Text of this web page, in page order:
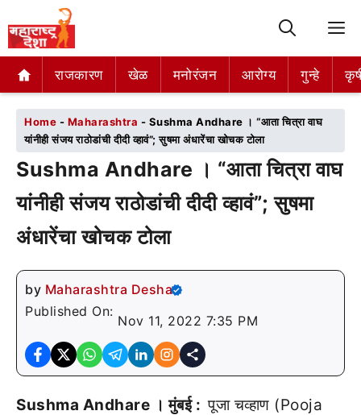
राजकारण खेळ मनोरंजन आरोग्य गुन्हे
राजकारण खेळ मनोरंजन आरोग्य गुन्हे
Home - Maharashtra - Sushma Andhare । “आता चित्रा वाघ
यांनीही संजय राठोडांची दीदी व्हावं”; सुषमा अंधारेंचा खोचक टोला
Sushma Andhare । “आता चित्रा वाघ
यांनीही संजय राठोडांची दीदी व्हावं”; सुषमा
अंधारेंचा खोचक टोला
by Maharashtra Desha
Published On:
Nov 11, 2022 7:35 PM
Sushma Andhare । मुंबई :पूजा चव्हाण (Pooja